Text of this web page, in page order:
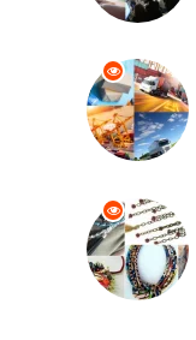
Mobilya
Astroloji
Cam
Bebek Giyim